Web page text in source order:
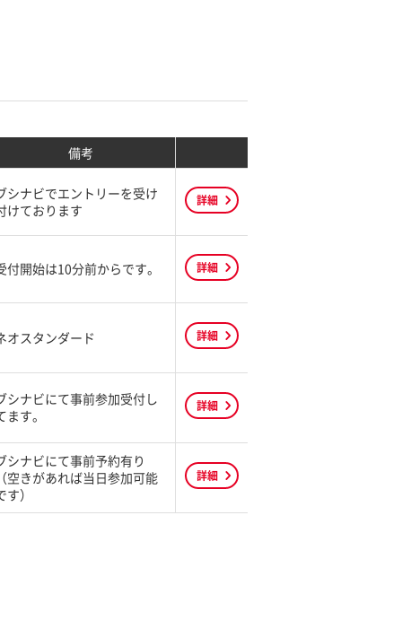
備考
シナビでエントリーを受け
けております
詳細
付開始は10分前からです。 詳細
オスタンダード 詳細
シナビにて事前参加受付し
ます。
詳細
シナビにて事前予約有り
空きがあれば当日参加可能
す）
詳細